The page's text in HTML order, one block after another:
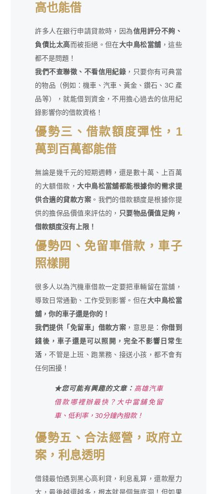
高也能借
許多人在銀行申請貸款時，因為信用評分不夠、
負債比太高而被拒絕。但在大中鳥松當舖 ，這些
都不是問題！
我們不查聯徵、不看信用紀錄 ，只要你有可典當
的物品（例如：機車、汽車、黃金、鑽石、3C 產
品等），就能借到資金，不用擔心過去的信用紀
錄影響你的借款資格！
優勢三、借款額度彈性，1
萬到百萬都能借
無論是幾千元的短期週轉，還是數十萬、上百萬
的大額借款， 大中鳥松當舖都能根據你的需求提
供合適的貸款方案 。我們的借款額度是根據你提
供的擔保品價值來評估的， 只要物品價值足夠，
借款額度沒有上限！
優勢四、免留車借款，車子
照樣開
很多人以為汽機車借款一定要把車輛留在當舖，
導致日常通勤、工作受到影響。但在大中鳥松當
舖，你的車子還是你的！
我們提供「免留車」借款方案 ，意思是： 你借到
錢後，車子還是可以照開，完全不影響日常生
活 ，不管是上班、跑業務、接送小孩，都不會有
任何困擾！
★您可能有興趣的文章： 高雄汽車
借款哪裡辦最快？大中當舖免留
車、低利率，30分鐘內撥款！
優勢五、合法經營，政府立
案，利息透明
借錢最怕遇到黑心高利貸，利息亂算，還款壓力
大，最後越還越多，根本就是個無底洞！但如果